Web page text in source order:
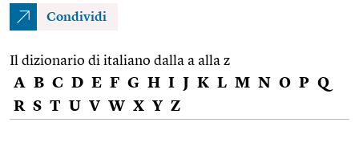
Condividi
Il dizionario di italiano dalla a alla z
A B C D E F G H I J K L M N O P Q
R S T U V W X Y Z